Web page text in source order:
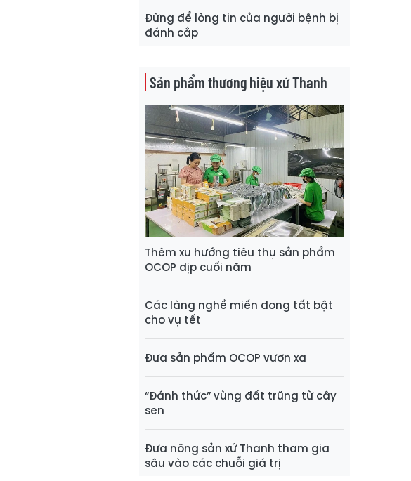
Đừng để lòng tin của người bệnh bị
đánh cắp
Sản phẩm thương hiệu xứ Thanh
Thêm xu hướng tiêu thụ sản phẩm
OCOP dịp cuối năm
Các làng nghề miến dong tất bật
cho vụ tết
Đưa sản phẩm OCOP vươn xa
“Đánh thức” vùng đất trũng từ cây
sen
Đưa nông sản xứ Thanh tham gia
sâu vào các chuỗi giá trị